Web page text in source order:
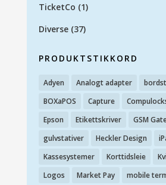
TicketCo (1)
Diverse (37)
PRODUKTSTIKKORD
Adyen Analogt adapter
BOXaPOS
Capture
Epson
Etikettskriver
GSM
gulvstativer
Heckler Design
Kassesystemer
Korttidsleie
Logos
Market Pay mobile